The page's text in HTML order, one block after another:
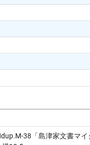
38「島津家文書マ